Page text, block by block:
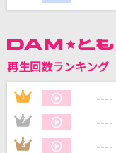
再生回数ランキング
1 ----
2 ----
3 ----